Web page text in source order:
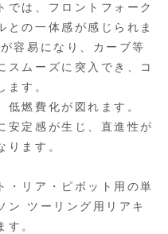
では、フロントフォーク
との一体感が感じられま
容易になり、カーブ等
スムーズに突入でき、コ
ます。
低燃費化が図れます。
安定感が生じ、直進性が
ります。
・リア・ピボット用の単
ン ツーリング用リアキ
す。